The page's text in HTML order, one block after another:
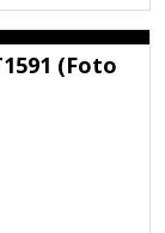
(Foto